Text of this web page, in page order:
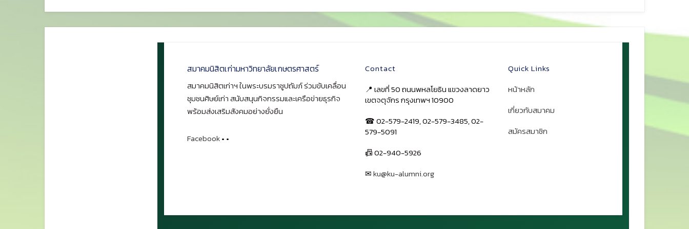
สมาคมนิสิตเก่ามหาวิทยาลัยเกษตรศาสตร์
สมาคมนิสิตเก่าฯ ในพระบรมราชูปถัมภ์ ร่วมขับเคลื่อน
ชุมชนศิษย์เก่า สนับสนุนกิจกรรมและเครือข่ายธุรกิจ
พร้อมส่งเสริมสังคมอย่างยั่งยืน
Facebook• •
Contact
📍 เลขที่ 50 ถนนพหลโยธิน แขวงลาดยาว
เขตจตุจักร กรุงเทพฯ 10900
☎ 02-579-2419, 02-579-3485, 02-
579-5091
📠 02-940-5926
✉ku@ku-alumni.org
Quick Links
หน้าหลัก
เกี่ยวกับสมาคม
สมัครสมาชิก